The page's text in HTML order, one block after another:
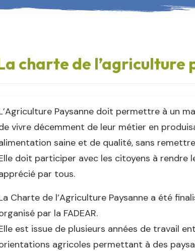
charte de l’agriculture
Paysanne doit permettre à un
vivre décemment de leur métier en
saine et de qualité, sans
doit participer avec les citoyens à rendre
par tous.
Charte de l’Agriculture Paysanne a été
par la FADEAR.
est issue de plusieurs années de travail
agricoles permettant à des